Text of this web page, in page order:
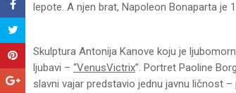
lepote. A njen brat, Napoleon Bonaparta je
Skulptura Antonija Kanove koju je
ljubavi – “VenusVictrix”. Portret Paoline
slavni vajar predstavio jednu javnu ličnost